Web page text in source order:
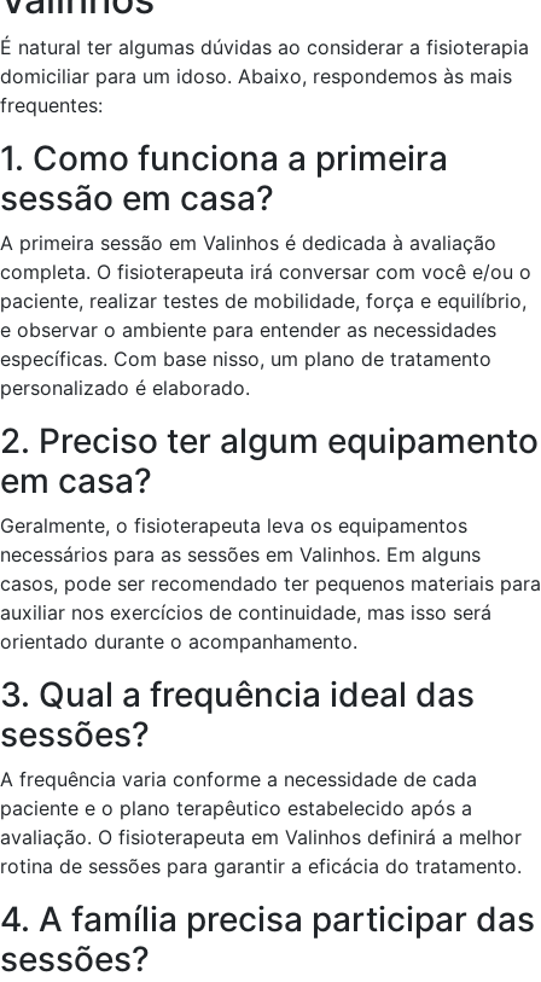
É natural ter algumas dúvidas ao considerar a fisioterapia
domiciliar para um idoso. Abaixo, respondemos às mais
frequentes:
1. Como funciona a primeira
sessão em casa?
A primeira sessão em Valinhos é dedicada à avaliação
completa. O fisioterapeuta irá conversar com você e/ou o
paciente, realizar testes de mobilidade, força e equilíbrio,
e observar o ambiente para entender as necessidades
específicas. Com base nisso, um plano de tratamento
personalizado é elaborado.
2. Preciso ter algum equipamento
em casa?
Geralmente, o fisioterapeuta leva os equipamentos
necessários para as sessões em Valinhos. Em alguns
casos, pode ser recomendado ter pequenos materiais para
auxiliar nos exercícios de continuidade, mas isso será
orientado durante o acompanhamento.
3. Qual a frequência ideal das
sessões?
A frequência varia conforme a necessidade de cada
paciente e o plano terapêutico estabelecido após a
avaliação. O fisioterapeuta em Valinhos definirá a melhor
rotina de sessões para garantir a eficácia do tratamento.
4. A família precisa participar das
sessões?